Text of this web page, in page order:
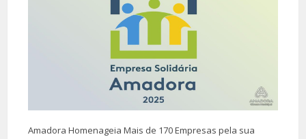
Amadora Homenageia Mais de 170 Empresas pela sua